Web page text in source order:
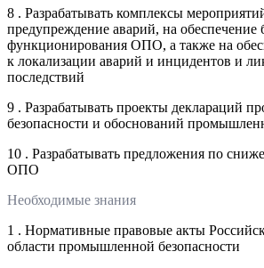
8 . Разрабатывать комплексы
предупреждение аварий, на обеспечение
функционирования ОПО, а также на
к локализации аварий и инцидентов и
последствий
9 . Разрабатывать проекты деклараций
безопасности и обоснований
10 . Разрабатывать предложения по
ОПО
Необходимые знания
1 . Нормативные правовые акты
области промышленной безопасности